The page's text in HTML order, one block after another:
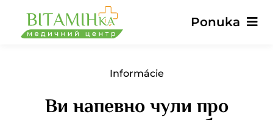
obsah
Ponuka
Hlavné
Služby
Informácie
Ви напевно чули про